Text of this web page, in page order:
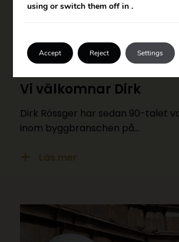
Vi välkomnar Dirk
Dirk Rössger har sedan 90-talet
inom byggbranschen på…
Läs mer
using or switch them off in.
Accept Reject Settings